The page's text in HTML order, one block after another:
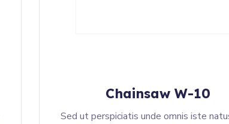
Chainsaw W-10
Sed ut perspiciatis unde omnis iste